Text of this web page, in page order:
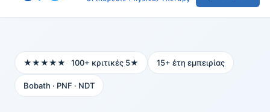
★★★★★ 100+ κριτικές 5★ 15+ έτη εμπειρίας
Bobath · PNF · NDT